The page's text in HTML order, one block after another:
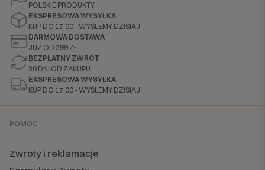
POLSKIE PRODUKTY
EKSPRESOWA WYSYŁKA
KUP DO 17:00 - WYŚLEMY DZISIAJ
DARMOWA DOSTAWA
JUŻ OD 299 ZŁ
BEZPŁATNY ZWROT
30 DNI OD ZAKUPU
EKSPRESOWA WYSYŁKA
KUP DO 17:00 - WYŚLEMY DZISIAJ
POMOC
Zwroty i reklamacje